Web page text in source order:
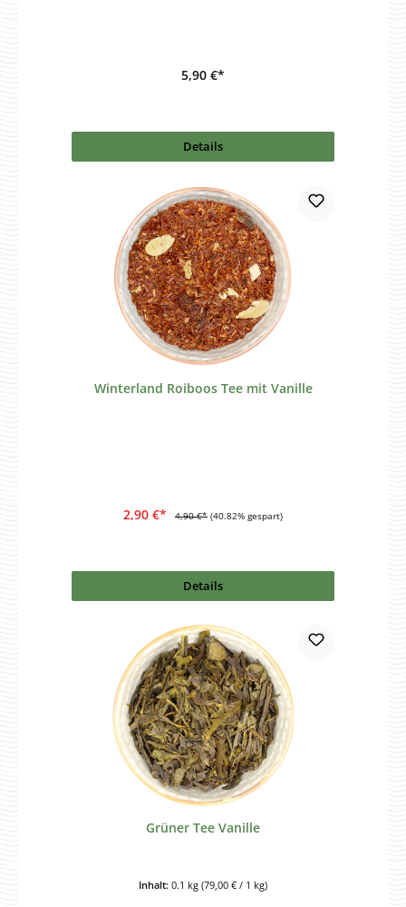
5,90 €*
Details
Winterland Roiboos Tee mit Vanille
2,90 €* 4,90 €* (40.82% gespart)
Details
Grüner Tee Vanille
Inhalt: 0.1 kg (79,00 € / 1 kg)